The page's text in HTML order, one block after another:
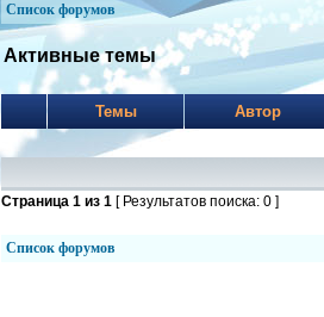
Список форумов
Активные темы
Темы Автор
Страница 1 из 1 [ Результатов поиска: 0 ]
Список форумов